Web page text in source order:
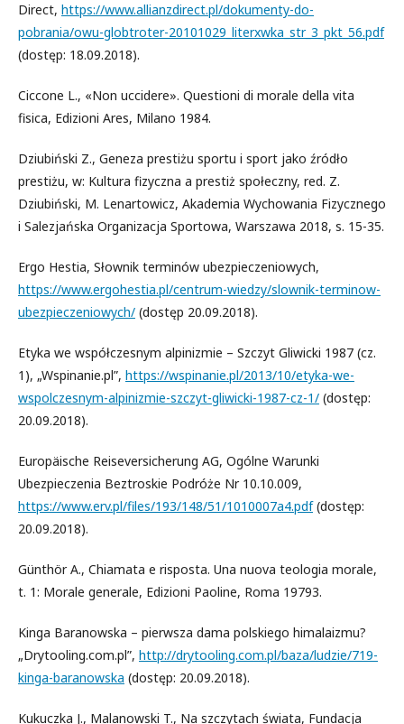
Direct, https://www.allianzdirect.pl/dokumenty-do-
pobrania/owu-globtroter-20101029_literxwka_str_3_pkt_56.pdf
(dostęp: 18.09.2018).
Ciccone L., «Non uccidere». Questioni di morale della vita
fisica, Edizioni Ares, Milano 1984.
Dziubiński Z., Geneza prestiżu sportu i sport jako źródło
prestiżu, w: Kultura fizyczna a prestiż społeczny, red. Z.
Dziubiński, M. Lenartowicz, Akademia Wychowania Fizycznego
i Salezjańska Organizacja Sportowa, Warszawa 2018, s. 15-35.
Ergo Hestia, Słownik terminów ubezpieczeniowych,
https://www.ergohestia.pl/centrum-wiedzy/slownik-terminow-
ubezpieczeniowych/ (dostęp 20.09.2018).
Etyka we współczesnym alpinizmie – Szczyt Gliwicki 1987 (cz.
1), „Wspinanie.pl”, https://wspinanie.pl/2013/10/etyka-we-
wspolczesnym-alpinizmie-szczyt-gliwicki-1987-cz-1/ (dostęp:
20.09.2018).
Europäische Reiseversicherung AG, Ogólne Warunki
Ubezpieczenia Beztroskie Podróże Nr 10.10.009,
https://www.erv.pl/files/193/148/51/1010007a4.pdf(dostęp:
20.09.2018).
Günthör A., Chiamata e risposta. Una nuova teologia morale,
t. 1: Morale generale, Edizioni Paoline, Roma 19793.
Kinga Baranowska – pierwsza dama polskiego himalaizmu?
„Drytooling.com.pl”, http://drytooling.com.pl/baza/ludzie/719-
kinga-baranowska (dostęp: 20.09.2018).
Kukuczka J., Malanowski T., Na szczytach świata, Fundacja